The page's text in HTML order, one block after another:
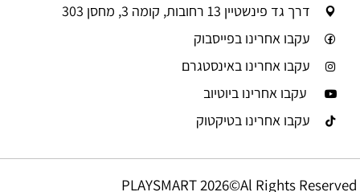
דרך גד פינשטיין 13 רחובות, קומה 3, מחסן 303
עקבו אחרינו בפייסבוק
עקבו אחרינו באינסטגרם
עקבו אחרינו ביוטיוב
עקבו אחרינו בטיקטוק
PLAYSMART 2026©Al Rights Reserved